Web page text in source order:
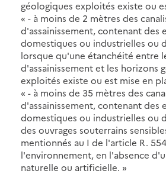
géologiques exploités existe ou
« - à moins de 2 mètres des
d'assainissement, contenant des
domestiques ou industrielles ou
lorsque qu'une étanchéité entre
d'assainissement et les horizons
exploités existe ou est mise en
« - à moins de 35 mètres des
d'assainissement, contenant des
domestiques ou industrielles ou
des ouvrages souterrains
mentionnés au I de l'article R.
l'environnement, en l'absence
naturelle ou artificielle. »